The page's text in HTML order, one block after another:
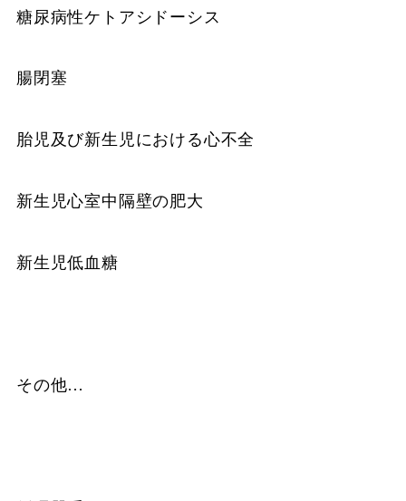
糖尿病性ケトアシドーシス
腸閉塞
胎児及び新生児における心不全
新生児心室中隔壁の肥大
新生児低血糖
その他…